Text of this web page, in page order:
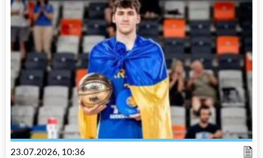
23.07.2026, 10:36